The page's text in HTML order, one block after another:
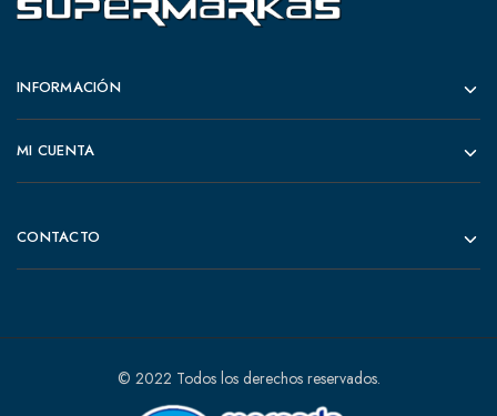
INFORMACIÓN
MI CUENTA
CONTACTO
© 2022 Todos los derechos reservados.